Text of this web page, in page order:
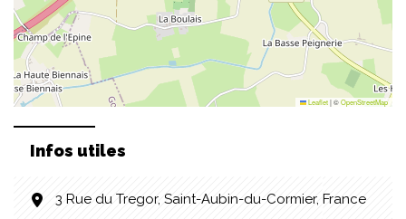
Leaflet|©OpenStreetMap
Infos utiles
3 Rue du Tregor, Saint-Aubin-du-Cormier, France